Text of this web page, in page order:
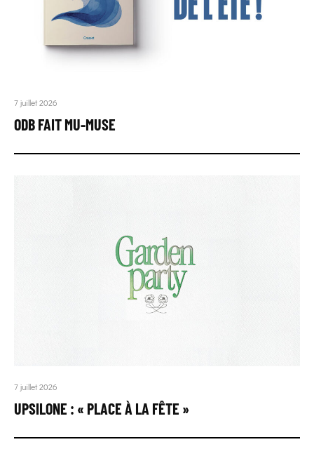
7 juillet 2026
ODB FAIT MU-MUSE
7 juillet 2026
UPSILONE : « PLACE À LA FÊTE »